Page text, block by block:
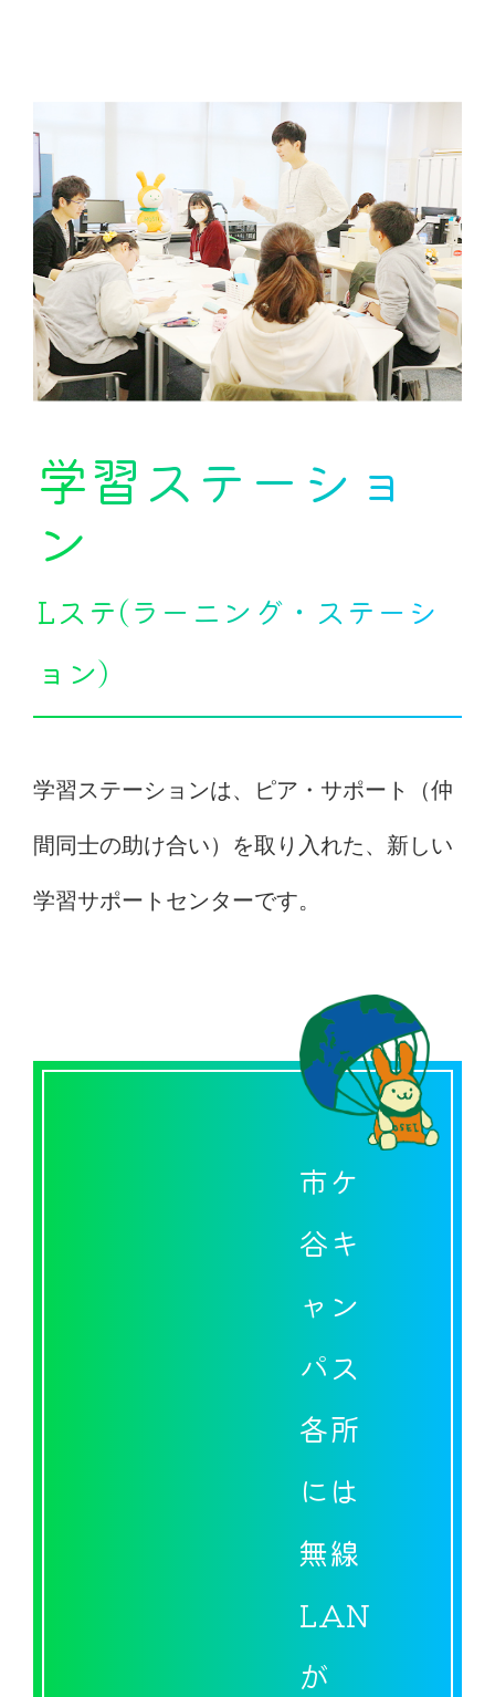
学習ステーショ
ン
Lステ(ラーニング・ステーシ
ョン)
学習ステーションは、ピア・サポート（仲
間同士の助け合い）を取り入れた、新しい
学習サポートセンターです。
市ケ
谷キ
ャン
パス
各所
には
無線
LAN
が